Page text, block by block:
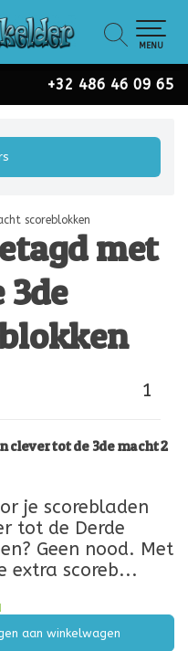
+32 486 46 09 65
MENU
scoreblokken
met
3de
1
clever tot de 3de macht 2
je scorebladen
tot de Derde
Geen nood. Met
extra scoreb...
aan winkelwagen